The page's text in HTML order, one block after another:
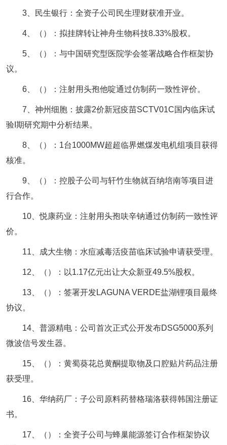
3、民生银行：全资子公司民生理财获准开业。
4、（）：拟挂牌转让神舟生物科技8.33%股权。
5、（）：与中国研究型医院学会签署战略合作框架协
议。
6、（）：注射用头孢他啶通过仿制药一致性评价。
7、神州细胞：披露2价新冠疫苗SCTV01C国内临床试
验I期研究期中分析结果。
8、（）：1台1000MW超超临界燃煤发电机组项目获得
核准。
9、（）：控股子公司与轩竹生物就百纳培南等项目进
行合作。
10、悦康药业：注射用头孢呋辛钠通过仿制药一致性评
价。
11、成大生物：水痘减毒活疫苗临床试验申请获受理。
12、（）：以1.17亿元出让大众新亚49.5%股权。
13、（）：签署开发LAGUNA VERDE盐湖锂项目最终
协议。
14、普源精电：公司首次正式公开发布DSG5000系列
微波信号发生器。
15、（）：黄蜀葵花总黄酮提取物及口腔贴片药品注册
获受理。
16、华纳药厂：子公司原料药替格瑞洛获得韩国注册证
书。
17、（）：全资子公司与蜂巢能源签订合作框架协议